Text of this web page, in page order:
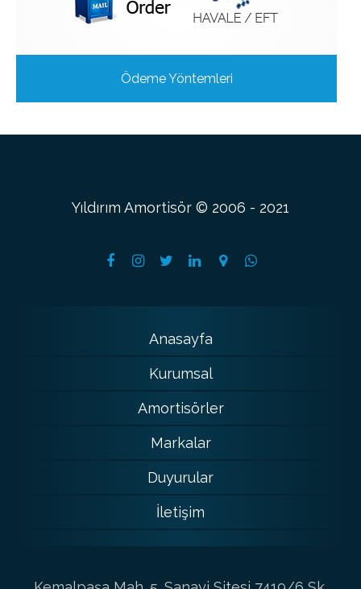
Ödeme Yöntemleri
Yıldırım Amortisör © 2006 - 2021
Anasayfa
Kurumsal
Amortisörler
Markalar
Duyurular
İletişim